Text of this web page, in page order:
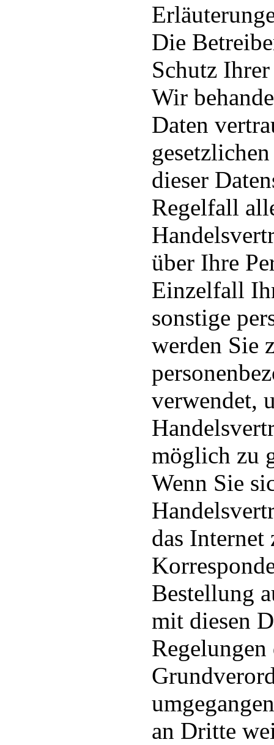
Die
Schutz
Wir
Daten
dieser
Regelfall
über Ihre
Einzelfall
sonstige
werden Sie
verwendet,
möglich zu
Wenn Sie
das Internet
Bestellung
mit diesen
an Dritte